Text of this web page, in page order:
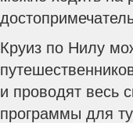
Круиз по Нилу
и проводят весь
программы для